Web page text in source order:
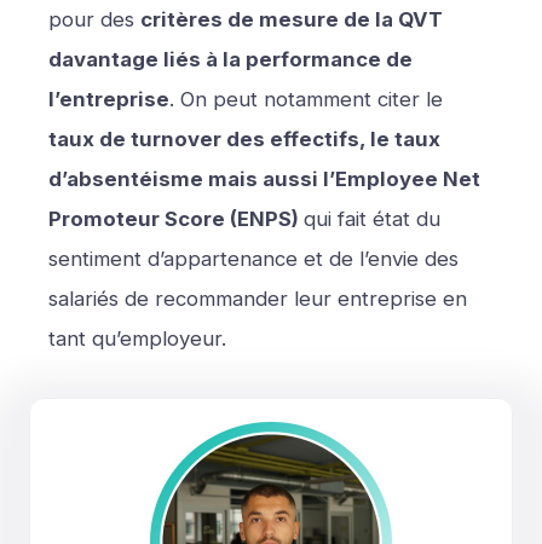
pour des critères de mesure de la QVT
davantage liés à la performance de
l’entreprise. On peut notamment citer le
taux de turnover des effectifs, le taux
d’absentéisme mais aussi l’Employee Net
Promoteur Score (ENPS) qui fait état du
sentiment d’appartenance et de l’envie des
salariés de recommander leur entreprise en
tant qu’employeur.